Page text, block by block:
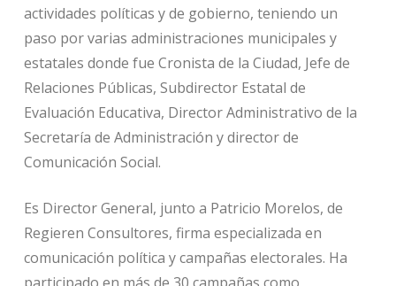
actividades políticas y de gobierno, teniendo un
paso por varias administraciones municipales y
estatales donde fue Cronista de la Ciudad, Jefe de
Relaciones Públicas, Subdirector Estatal de
Evaluación Educativa, Director Administrativo de la
Secretaría de Administración y director de
Comunicación Social.
Es Director General, junto a Patricio Morelos, de
Regieren Consultores, firma especializada en
comunicación política y campañas electorales. Ha